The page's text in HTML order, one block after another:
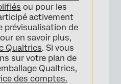
ou pour les
activement
prévisualisation de
en savoir plus,
Qualtrics. Si vous
sur votre plan de
Qualtrics,
des comptes.